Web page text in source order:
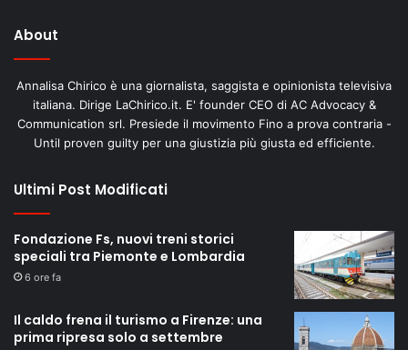
About
Annalisa Chirico è una giornalista, saggista e opinionista televisiva
italiana. Dirige LaChirico.it. E' founder CEO di AC Advocacy &
Communication srl. Presiede il movimento Fino a prova contraria -
Until proven guilty per una giustizia più giusta ed efficiente.
Ultimi Post Modificati
Fondazione Fs, nuovi treni storici
speciali tra Piemonte e Lombardia
6 ore fa
Il caldo frena il turismo a Firenze: una
prima ripresa solo a settembre